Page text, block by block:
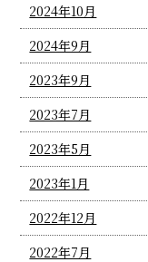
2024年10月
2024年9月
2023年9月
2023年7月
2023年5月
2023年1月
2022年12月
2022年7月